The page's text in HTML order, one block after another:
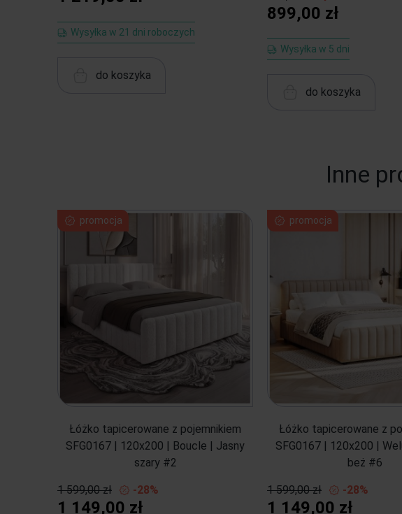
Wysyłka w 21 dni roboczych
do koszyka
899,00 zł
Wysyłka w 5 dni
do koszyka
Inne
Łóżko tapicerowane z pojemnikiem
SFG0167 | 120x200 | Boucle | Jasny
szary #2
1 599,00 zł -28%
1 149,00 zł
promocja
Łóżko tapicerowane z
SFG0167 | 120x200 |
beż #6
1 599,00 zł -28%
1 149,00 zł
promocja